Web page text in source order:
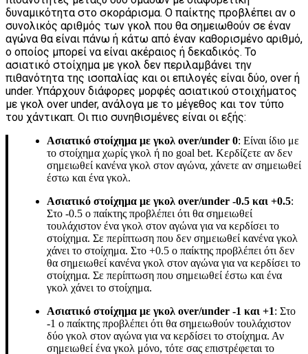
δυναμικότητα στο σκοράρισμα. O παίκτης προβλέπει αν ο
συνολικός αριθμός των γκολ που θα σημειωθούν σε έναν
αγώνα θα είναι πάνω ή κάτω από έναν καθορισμένο αριθμό,
ο οποίος μπορεί να είναι ακέραιος ή δεκαδικός. Το
ασιατικό στοίχημα με γκολ δεν περιλαμβάνει την
πιθανότητα της ισοπαλίας και οι επιλογές είναι δύο, over ή
under. Υπάρχουν διάφορες μορφές ασιατικού στοιχήματος
με γκολ over under, ανάλογα με το μέγεθος και τον τύπο
του χάντικαπ. Οι πιο συνηθισμένες είναι οι εξής:
Ασιατικό στοίχημα με γκολ over/under 0: Είναι ίδιο με
το στοίχημα χωρίς γκολ ή no goal bet. Κερδίζετε αν δεν
σημειωθεί κανένα γκολ στον αγώνα, χάνετε αν σημειωθεί
έστω και ένα γκολ.
Ασιατικό στοίχημα με γκολ over/under -0.5 και +0.5:
Στο -0.5 ο παίκτης προβλέπει ότι θα σημειωθεί
τουλάχιστον ένα γκολ στον αγώνα για να κερδίσει το
στοίχημα. Σε περίπτωση που δεν σημειωθεί κανένα γκολ
χάνει το στοίχημα. Στο +0.5 ο παίκτης προβλέπει ότι δεν
θα σημειωθεί κανένα γκολ στον αγώνα για να κερδίσει το
στοίχημα. Σε περίπτωση που σημειωθεί έστω και ένα
γκολ χάνει το στοίχημα.
Ασιατικό στοίχημα με γκολ over/under -1 και +1: Στο
-1 ο παίκτης προβλέπει ότι θα σημειωθούν τουλάχιστον
δύο γκολ στον αγώνα για να κερδίσει το στοίχημα. Αν
σημειωθεί ένα γκολ μόνο, τότε σας επιστρέφεται το